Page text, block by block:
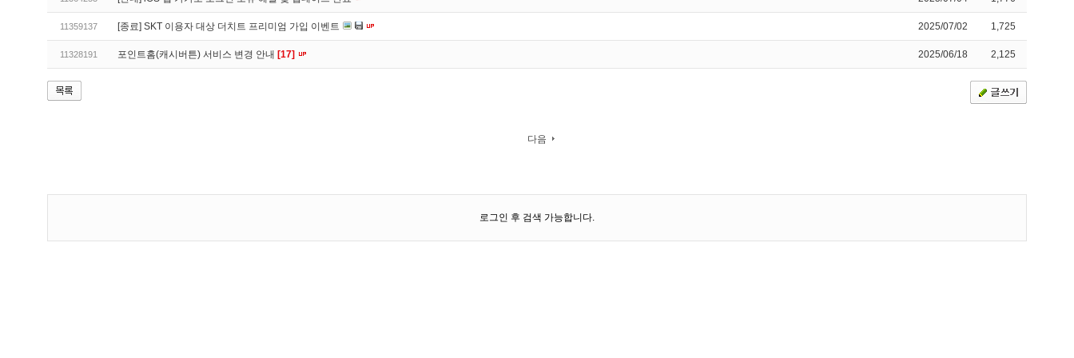
11359137 [종료] SKT 이용자 대상 더치트 프리미엄 가입 이벤트 2025/07/02 1,725
11328191 포인트홈(캐시버튼) 서비스 변경 안내 [17] 2025/06/18 2,125
다음
로그인 후 검색 가능합니다.